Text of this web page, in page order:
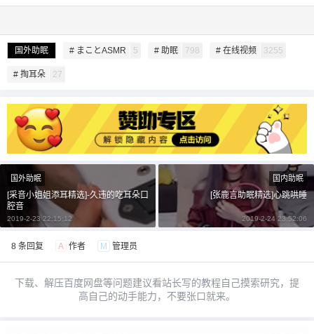
国外助眠 # まことASMR 5 # 助眠 798 # 在线视频 3255
# 掏耳朵 27
元 5 元 10
20 元 50 元 自定义
付费内容
¥
国外助眠
[采音小姐姐添耳精选]-久违的吃耳朵口
腔音
2019-2-23 22:15:12
国内助眠
[张鹿言助眠精选]心跳哄睡
2019-2-24 23:52:06
8 条回复 A 作者 M 管理员
下载、解压百度网盘等问题建议看站长写的教程自己摸索研究，提
高自己的动手能力，不要张口就来。
限。
6位以上